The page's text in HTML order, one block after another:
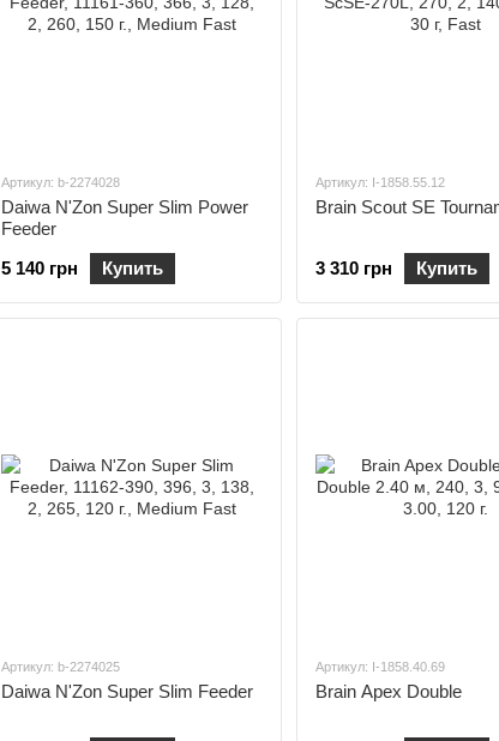
Артикул: b-2274028
Daiwa N'Zon Super Slim Power
Feeder
5 140 грн
Купить
Артикул: I-1858.55.12
Brain Scout SE
3 310 грн Купить
Артикул: b-2274025
Daiwa N'Zon Super Slim Feeder
Артикул: I-1858.40.69
Brain Apex Double